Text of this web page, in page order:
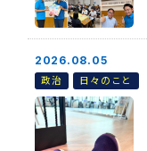
2026.08.05
政治 日々のこと